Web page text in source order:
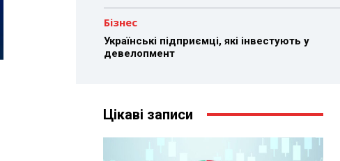
Бізнес
Українські підприємці, які інвестують у
девелопмент
Цікаві записи